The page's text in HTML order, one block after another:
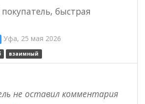
быстрая
Уфа, 25 мая 2026
взаимный
не оставил комментария